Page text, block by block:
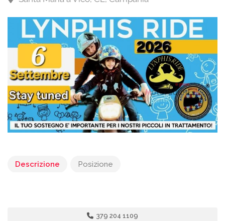
Descrizione Posizione
379 204 1109